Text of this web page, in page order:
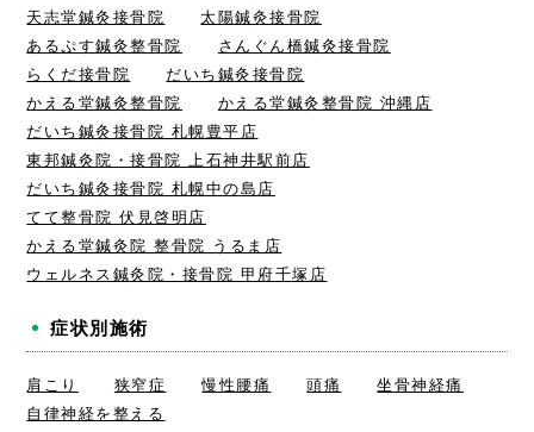
天志堂鍼灸接骨院
太陽鍼灸接骨院
あるぷす鍼灸整骨院
さんぐん橋鍼灸接骨院
らくだ接骨院
だいち鍼灸接骨院
かえる堂鍼灸整骨院
かえる堂鍼灸整骨院 沖縄店
だいち鍼灸接骨院 札幌豊平店
東邦鍼灸院・接骨院 上石神井駅前店
だいち鍼灸接骨院 札幌中の島店
てて整骨院 伏見啓明店
かえる堂鍼灸院 整骨院 うるま店
ウェルネス鍼灸院・接骨院 甲府千塚店
症状別施術
肩こり 狭窄症 慢性腰痛 頭痛
坐骨神経痛
自律神経を整える